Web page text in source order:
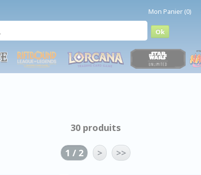
Mon Panier (0)
30 produits
1 / 2 > >>